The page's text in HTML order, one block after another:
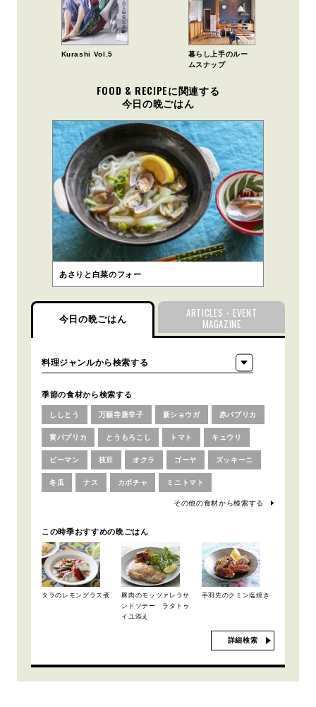
Kurashi Vol.5
暮らし上手のルー
ムスナップ
FOOD & RECIPEに関連する
今日の晩ごはん
あさりと白菜のフォー
今日の晩ごはん
ARTICLES・EVENT
MAGAZINE
季節の食材から検索する
ししとう 万願寺唐辛子 新ショウガ 赤パプリカ
黄パプリカ とうもろこし トマト キュウリ
ピーマン 枝豆 オクラ ゴーヤ ズッキーニ
冬瓜 ナス カボチャ ミニトマト
その他の食材から検索する
この時季おすすめの晩ごはん
タラのレモングラス煮
豚肉のモッツァレラサ
ンドソテー ラタトゥ
イユ添え
手羽先のクミン塩焼き
詳細検索